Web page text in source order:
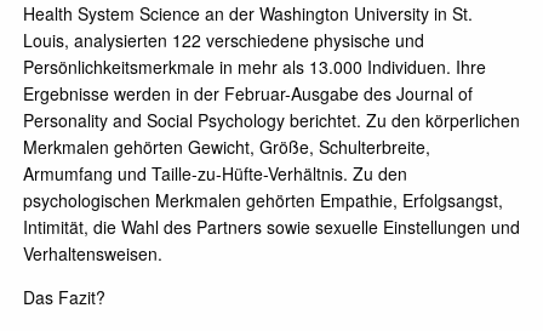
Health System Science an der Washington University in St.
Louis, analysierten 122 verschiedene physische und
Persönlichkeitsmerkmale in mehr als 13.000 Individuen. Ihre
Ergebnisse werden in der Februar-Ausgabe des Journal of
Personality and Social Psychology berichtet. Zu den körperlichen
Merkmalen gehörten Gewicht, Größe, Schulterbreite,
Armumfang und Taille-zu-Hüfte-Verhältnis. Zu den
psychologischen Merkmalen gehörten Empathie, Erfolgsangst,
Intimität, die Wahl des Partners sowie sexuelle Einstellungen und
Verhaltensweisen.
Das Fazit?